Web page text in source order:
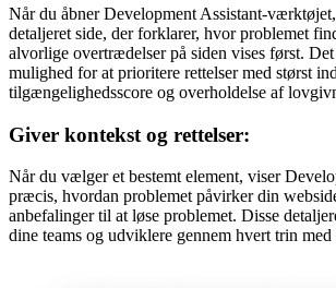
Når du åbner Development Assistant-
detaljeret side, der forklarer, hvor problemet
alvorlige overtrædelser på siden vises først.
mulighed for at prioritere rettelser med størst
tilgængelighedsscore og overholdelse af
Giver kontekst og rettelser:
Når du vælger et bestemt element, viser
præcis, hvordan problemet påvirker din
anbefalinger til at løse problemet. Disse
dine teams og udviklere gennem hvert trin